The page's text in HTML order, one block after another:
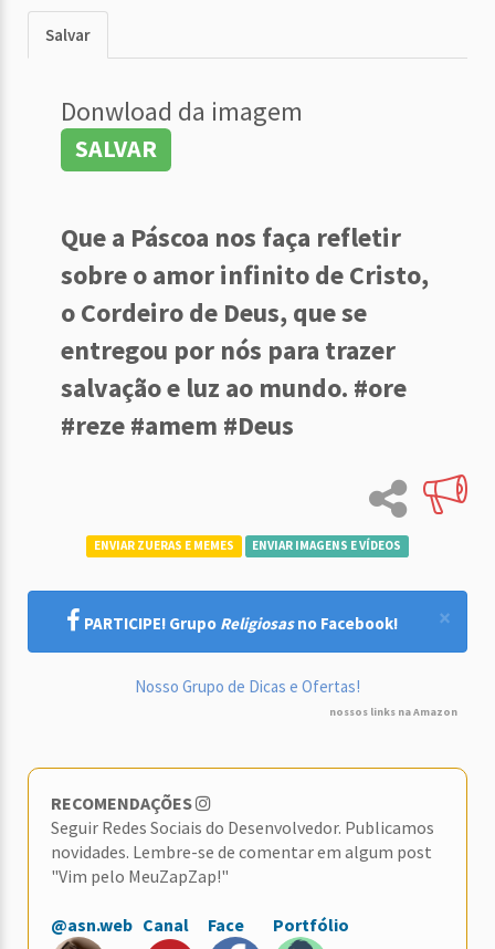
Salvar
Donwload da imagem
SALVAR
Que a Páscoa nos faça refletir
sobre o amor infinito de Cristo,
o Cordeiro de Deus, que se
entregou por nós para trazer
salvação e luz ao mundo. #ore
#reze #amem #Deus
ENVIAR ZUERAS E MEMES ENVIAR IMAGENS E VÍDEOS
×
PARTICIPE! Grupo Religiosasno Facebook!
Nosso Grupo de Dicas e Ofertas!
nossos links na Amazon
RECOMENDAÇÕES
Seguir Redes Sociais do Desenvolvedor. Publicamos
novidades. Lembre-se de comentar em algum post
"Vim pelo MeuZapZap!"
@asn.web Canal Face Portfólio